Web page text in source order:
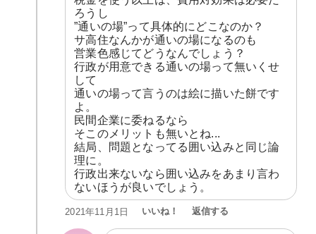
ろうし
”通いの場”って具体的にどこなのか？
サ高住なんかが通いの場になるのも
営業色感じてどうなんでしょう？
行政が用意できる通いの場って無いくせ
して
通いの場って言うのは絵に描いた餅です
よ。
民間企業に委ねるなら
そこのメリットも無いとね...
結局、問題となってる囲い込みと同じ論
理に。
行政出来ないなら囲い込みをあまり言わ
ないほうが良いでしょう。
2021年11月1日 いいね！ 返信する